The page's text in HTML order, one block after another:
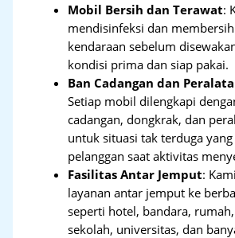
Mobil Bersih dan Terawat:
mendisinfeksi dan
kendaraan sebelum
kondisi prima dan siap pakai.
Ban Cadangan dan
Setiap mobil dilengkapi
cadangan, dongkrak, dan
untuk situasi tak terduga
pelanggan saat aktivitas
Fasilitas Antar Jemput:
layanan antar jemput ke
seperti hotel, bandara,
sekolah, universitas, dan